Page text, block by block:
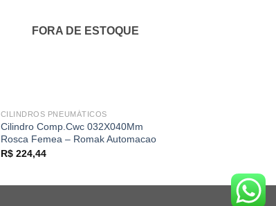
FORA DE ESTOQUE
CILINDROS PNEUMÁTICOS
Cilindro Comp.Cwc 032X040Mm
Rosca Femea – Romak Automacao
R$224,44